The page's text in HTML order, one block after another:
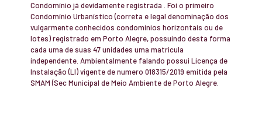
Condomínio já devidamente registrada . Foi o primeiro
Condomínio Urbanístico (correta e legal denominação dos
vulgarmente conhecidos condomínios horizontais ou de
lotes) registrado em Porto Alegre, possuindo desta forma
cada uma de suas 47 unidades uma matricula
independente. Ambientalmente falando possui Licença de
Instalação (LI) vigente de numero 018315/2019 emitida pela
SMAM (Sec Municipal de Meio Ambiente de Porto Alegre.